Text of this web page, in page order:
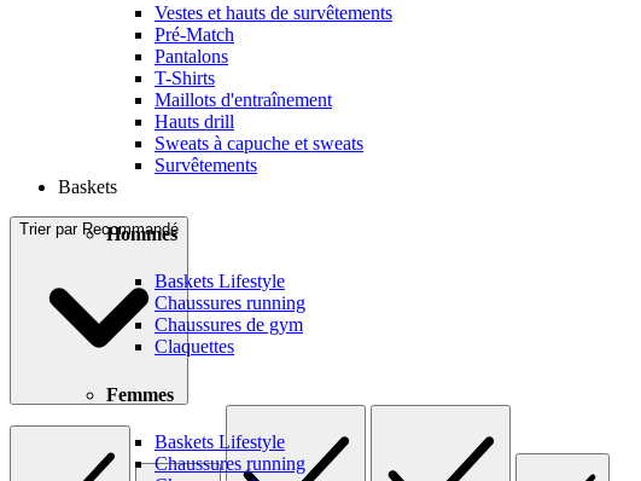
Vestes et hauts de survêtements
Pré-Match
Pantalons
T-Shirts
Maillots d'entraînement
Hauts drill
Sweats à capuche et sweats
Survêtements
Baskets
Hommes
Baskets Lifestyle
Chaussures running
Chaussures de gym
Claquettes
Femmes
Baskets Lifestyle
Chaussures running
Trier par Recommandé